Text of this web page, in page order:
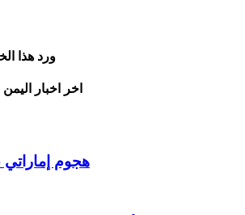
ورد هذا
اخر اخبار
هجوم إماراتي